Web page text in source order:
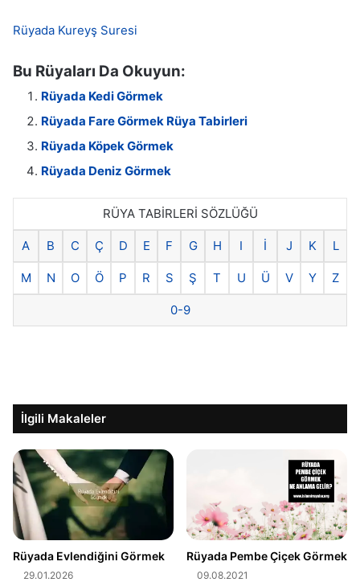
Rüyada Kureyş Suresi
Bu Rüyaları Da Okuyun:
Rüyada Kedi Görmek
Rüyada Fare Görmek Rüya Tabirleri
Rüyada Köpek Görmek
Rüyada Deniz Görmek
RÜYA TABİRLERİ SÖZLÜĞÜ
A B C Ç D E F G H I İ J K L
M N O Ö P R S Ş T U Ü V Y Z
0-9
İlgili Makaleler
Rüyada Evlendiğini Görmek
29.01.2026
Rüyada Pembe Çiçek Görmek
09.08.2021